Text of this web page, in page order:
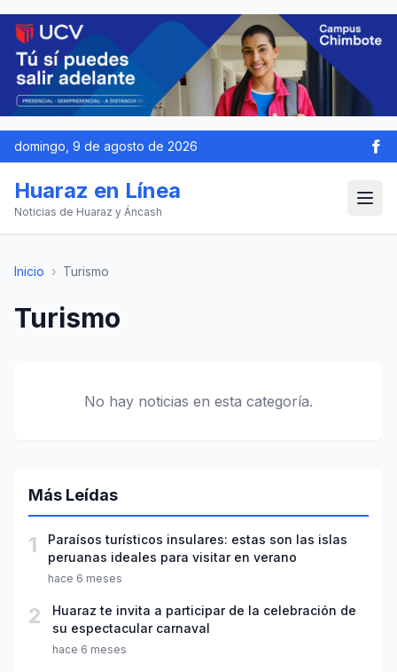
domingo, 9 de agosto de 2026
Huaraz en Línea
Noticias de Huaraz y Áncash
Inicio › Turismo
Turismo
No hay noticias en esta categoría.
Más Leídas
1
Paraísos turísticos insulares: estas son las islas
peruanas ideales para visitar en verano
hace 6 meses
2
Huaraz te invita a participar de la celebración de
su espectacular carnaval
hace 6 meses